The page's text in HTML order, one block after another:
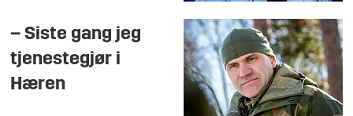
– Siste gang jeg
tjenestegjør i
Hæren